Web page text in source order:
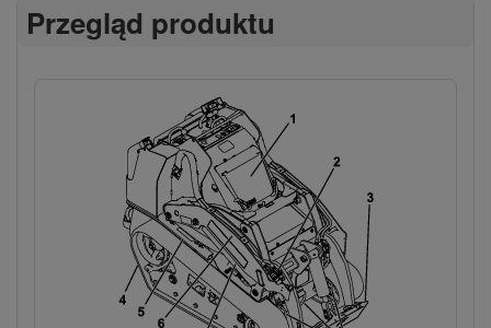
Przegląd produktu